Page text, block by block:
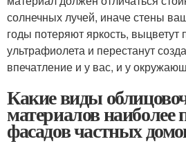
солнечных лучей, иначе стены
годы потеряют яркость, выцветут
ультрафиолета и перестанут
впечатление и у вас, и у
Какие виды
материалов
фасадов частных